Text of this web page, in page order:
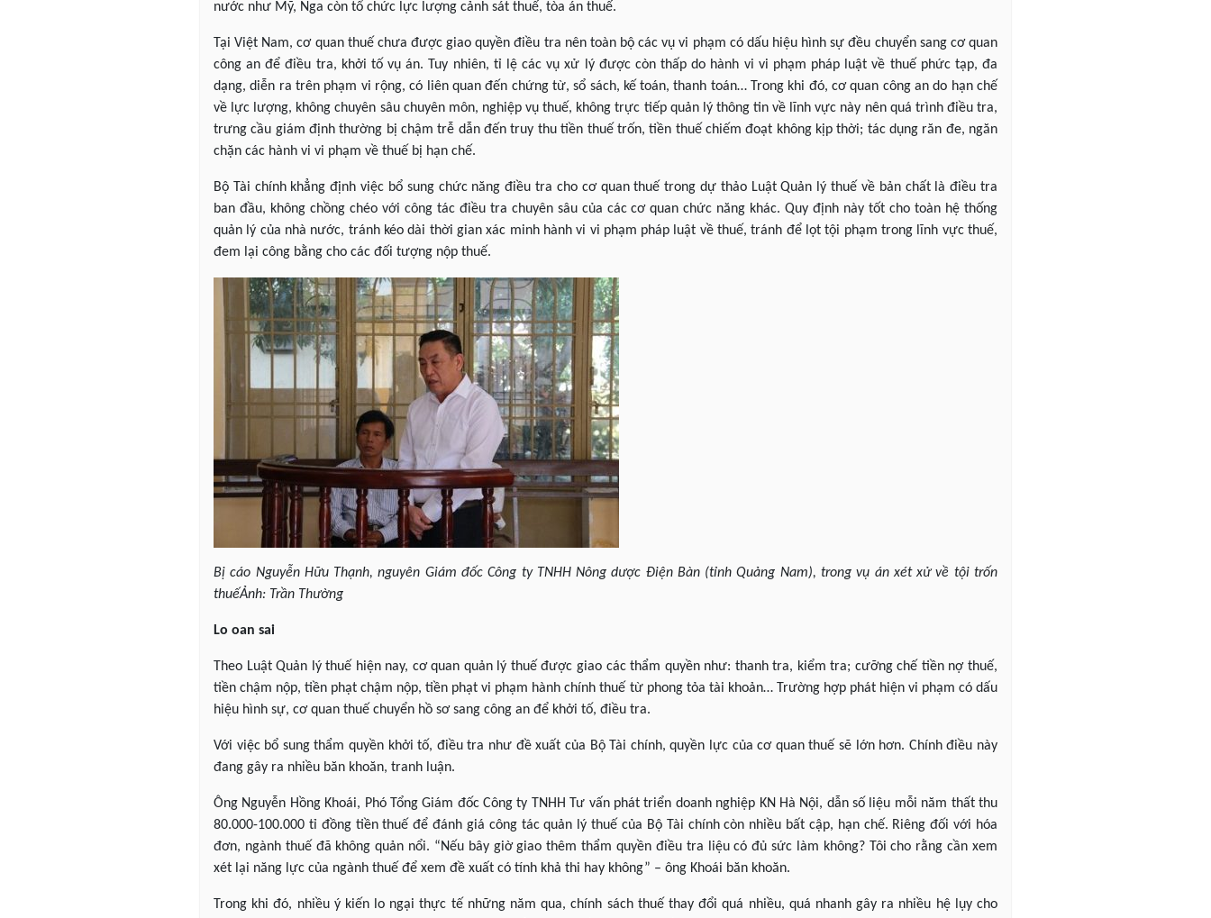
nước như Mỹ, Nga còn tổ chức lực lượng cảnh sát thuế, tòa án thuế.
Tại Việt Nam, cơ quan thuế chưa được giao quyền điều tra nên toàn bộ các vụ vi phạm có dấu hiệu hình sự đều chuyển sang cơ quan
công an để điều tra, khởi tố vụ án. Tuy nhiên, tỉ lệ các vụ xử lý được còn thấp do hành vi vi phạm pháp luật về thuế phức tạp, đa
dạng, diễn ra trên phạm vi rộng, có liên quan đến chứng từ, sổ sách, kế toán, thanh toán… Trong khi đó, cơ quan công an do hạn chế
về lực lượng, không chuyên sâu chuyên môn, nghiệp vụ thuế, không trực tiếp quản lý thông tin về lĩnh vực này nên quá trình điều tra,
trưng cầu giám định thường bị chậm trễ dẫn đến truy thu tiền thuế trốn, tiền thuế chiếm đoạt không kịp thời; tác dụng răn đe, ngăn
chặn các hành vi vi phạm về thuế bị hạn chế.
Bộ Tài chính khẳng định việc bổ sung chức năng điều tra cho cơ quan thuế trong dự thảo Luật Quản lý thuế về bản chất là điều tra
ban đầu, không chồng chéo với công tác điều tra chuyên sâu của các cơ quan chức năng khác. Quy định này tốt cho toàn hệ thống
quản lý của nhà nước, tránh kéo dài thời gian xác minh hành vi vi phạm pháp luật về thuế, tránh để lọt tội phạm trong lĩnh vực thuế,
đem lại công bằng cho các đối tượng nộp thuế.
Bị cáo Nguyễn Hữu Thạnh, nguyên Giám đốc Công ty TNHH Nông dược Điện Bàn (tỉnh Quảng Nam), trong vụ án xét xử về tội trốn
thuếẢnh: Trần Thường
Lo oan sai
Theo Luật Quản lý thuế hiện nay, cơ quan quản lý thuế được giao các thẩm quyền như: thanh tra, kiểm tra; cưỡng chế tiền nợ thuế,
tiền chậm nộp, tiền phạt chậm nộp, tiền phạt vi phạm hành chính thuế từ phong tỏa tài khoản… Trường hợp phát hiện vi phạm có dấu
hiệu hình sự, cơ quan thuế chuyển hồ sơ sang công an để khởi tố, điều tra.
Với việc bổ sung thẩm quyền khởi tố, điều tra như đề xuất của Bộ Tài chính, quyền lực của cơ quan thuế sẽ lớn hơn. Chính điều này
đang gây ra nhiều băn khoăn, tranh luận.
Ông Nguyễn Hồng Khoái, Phó Tổng Giám đốc Công ty TNHH Tư vấn phát triển doanh nghiệp KN Hà Nội, dẫn số liệu mỗi năm thất thu
80.000-100.000 tỉ đồng tiền thuế để đánh giá công tác quản lý thuế của Bộ Tài chính còn nhiều bất cập, hạn chế. Riêng đối với hóa
đơn, ngành thuế đã không quản nổi. “Nếu bây giờ giao thêm thẩm quyền điều tra liệu có đủ sức làm không? Tôi cho rằng cần xem
xét lại năng lực của ngành thuế để xem đề xuất có tính khả thi hay không” – ông Khoái băn khoăn.
Trong khi đó, nhiều ý kiến lo ngại thực tế những năm qua, chính sách thuế thay đổi quá nhiều, quá nhanh gây ra nhiều hệ lụy cho